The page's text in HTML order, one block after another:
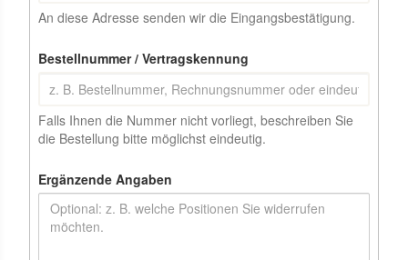
An diese Adresse senden wir die Eingangsbestätigung.
Bestellnummer / Vertragskennung
Falls Ihnen die Nummer nicht vorliegt, beschreiben Sie
die Bestellung bitte möglichst eindeutig.
Ergänzende Angaben